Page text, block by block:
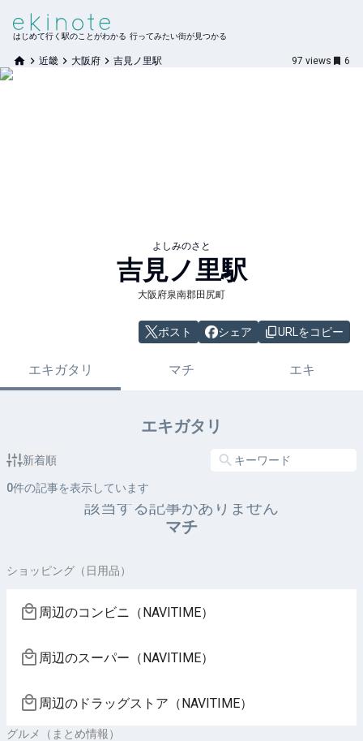
はじめて行く駅のことがわかる 行ってみたい街が見つかる
近畿 大阪府 吉見ノ里駅 97 views 6
よしみのさと
吉見ノ里駅
大阪府泉南郡田尻町
ポスト シェア URLをコピー
エキガタリ マチ エキ
エキガタリ
新着順
0件の記事を表示しています
該当する記事がありません
マチ
ショッピング（日用品）
周辺のコンビニ（NAVITIME）
周辺のスーパー（NAVITIME）
周辺のドラッグストア（NAVITIME）
グルメ（まとめ情報）